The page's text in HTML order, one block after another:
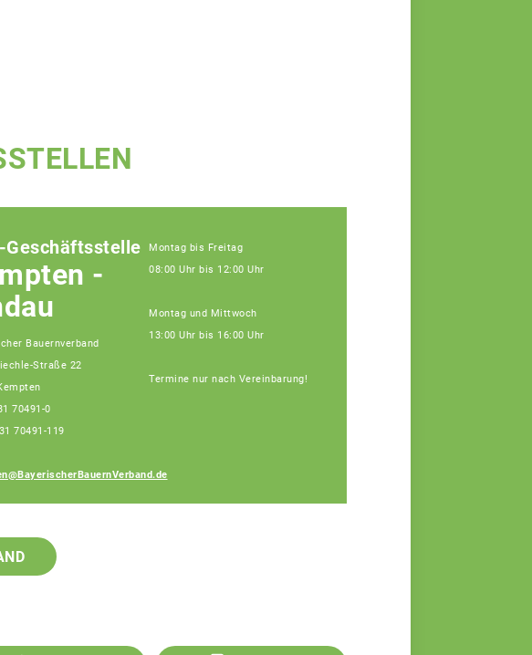
Lindau
Geschäftsstelle
-
Bauernverband
Straße 22
70491-0
70491-119
Montag bis Freitag
08:00 Uhr bis 12:00 Uhr
Montag und Mittwoch
13:00 Uhr bis 16:00 Uhr
Termine nur nach Vereinbarung!